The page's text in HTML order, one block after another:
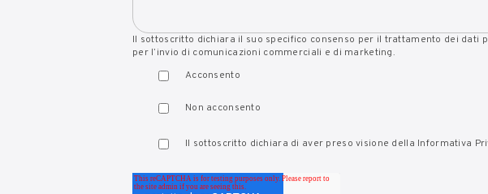
Il sottoscritto dichiara il suo specifico consenso per il trattamento dei dati
per l’invio di comunicazioni commerciali e di marketing.
Acconsento
Non acconsento
Il sottoscritto dichiara di aver preso visione della Informativa